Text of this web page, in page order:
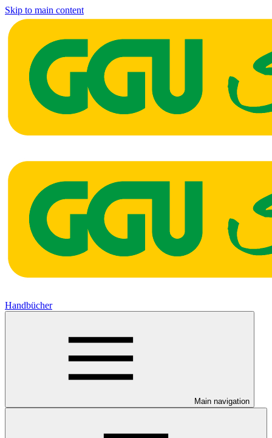
Skip to main content
Handbücher
Main navigation